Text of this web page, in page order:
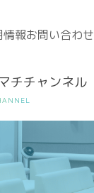
情報お問い合わせ
チチャンネル